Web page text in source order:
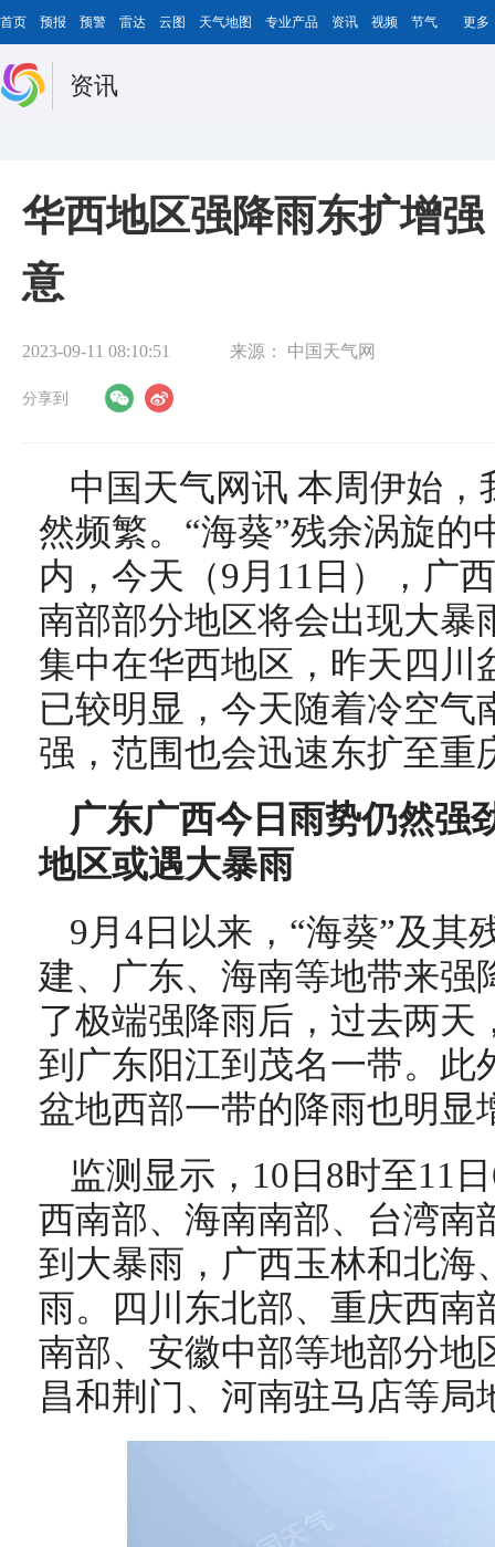
首页 预报 预警 雷达 云图 天气地图 专业产品 资讯 视频 节气 更多
资讯
华西地区强降雨东扩增
意
2023-09-11 08:10:51 来源： 中国天气网
分享到
中国天气网讯 本周伊始
然频繁。“海葵”残余涡旋的
内，今天（9月11日），广
南部部分地区将会出现大暴
集中在华西地区，昨天四川
已较明显，今天随着冷空气
强，范围也会迅速东扩至重
广东广西今日 雨势仍然强
地区或遇大暴雨
9月4日以来，“海葵”及其
建、广东、海南等地带来强
了极端强降雨后，过去两天
到广东阳江到茂名一带。此
盆地西部一带的降雨也明显
监测显示，10日8时至11
西南部、海南南部、台湾南
到大暴雨，广西玉林和北海
雨。四川东北部、重庆西南
南部、安徽中部等地部分地
昌和荆门、河南驻马店等局